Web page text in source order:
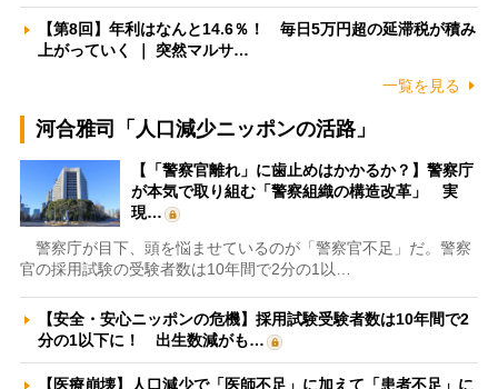
【第8回】年利はなんと14.6％！ 毎日5万円超の延滞税が積み
上がっていく ｜ 突然マルサ…
一覧を見る
河合雅司「人口減少ニッポンの活路」
【「警察官離れ」に歯止めはかかるか？】警察庁
が本気で取り組む「警察組織の構造改革」 実
現…
警察庁が目下、頭を悩ませているのが「警察官不足」だ。警察
官の採用試験の受験者数は10年間で2分の1以…
【安全・安心ニッポンの危機】採用試験受験者数は10年間で2
分の1以下に！ 出生数減がも…
【医療崩壊】人口減少で「医師不足」に加えて「患者不足」に